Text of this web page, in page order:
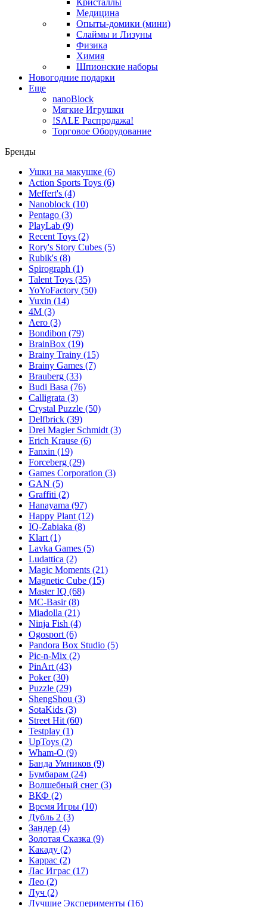
Кристаллы
Медицина
Опыты-домики (мини)
Слаймы и Лизуны
Физика
Химия
Шпионские наборы
Новогодние подарки
Еще
nanoBlock
Мягкие Игрушки
!SALE Распродажа!
Торговое Оборудование
Бренды
Ушки на макушке (6)
Action Sports Toys (6)
Meffert's (4)
Nanoblock (10)
Pentago (3)
PlayLab (9)
Recent Toys (2)
Rory's Story Cubes (5)
Rubik's (8)
Spirograph (1)
Talent Toys (35)
YoYoFactory (50)
Yuxin (14)
4M (3)
Aero (3)
Bondibon (79)
BrainBox (19)
Brainy Trainy (15)
Brainy Games (7)
Brauberg (33)
Budi Basa (76)
Calligrata (3)
Crystal Puzzle (50)
Delfbrick (39)
Drei Magier Schmidt (3)
Erich Krause (6)
Fanxin (19)
Forceberg (29)
Games Corporation (3)
GAN (5)
Graffiti (2)
Hanayama (97)
Happy Plant (12)
IQ-Zabiaka (8)
Klart (1)
Lavka Games (5)
Ludattica (2)
Magic Moments (21)
Magnetic Cube (15)
Master IQ (68)
MC-Basir(8)
Miadolla (21)
Ninja Fish (4)
Ogosport (6)
Pandora Box Studio (5)
Pic-n-Mix (2)
PinArt (43)
Poker(30)
Puzzle (29)
ShengShou (3)
SotaKids (3)
Street Hit (60)
Testplay (1)
UpToys (2)
Wham-O (9)
Банда Умников (9)
Бумбарам (24)
Волшебный снег (3)
ВКФ (2)
Время Игры (10)
Дубль 2 (3)
Зандер (4)
Золотая Сказка (9)
Какаду (2)
Каррас (2)
Лас Играс (17)
Лео (2)
Луч (2)
Лучшие Эксперименты (16)